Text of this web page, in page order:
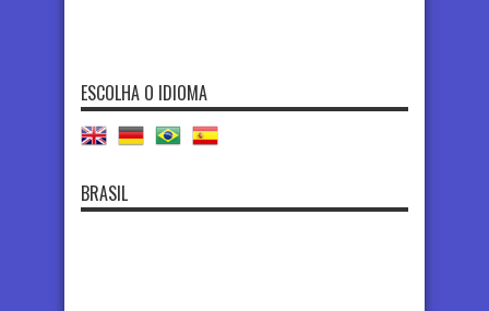
ESCOLHA O IDIOMA
BRASIL